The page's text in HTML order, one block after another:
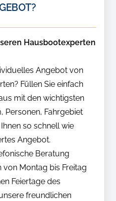
Hausbootexperten
Angebot von
Füllen Sie einfach
mit den wichtigsten
Personen, Fahrgebiet
so schnell wie
Angebot.
Beratung
von Montag bis Freitag
Feiertage des
freundlichen